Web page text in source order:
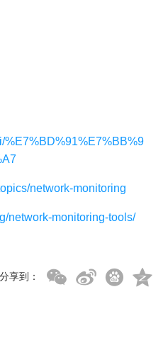
%E7%BD%91%E7%BB%9
network-monitoring
network-monitoring-tools/
分享到：